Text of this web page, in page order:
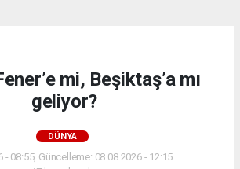
mi, Beşiktaş’a mı
geliyor?
DÜNYA
- 08:55, Güncelleme: 08.08.2026 - 12:15